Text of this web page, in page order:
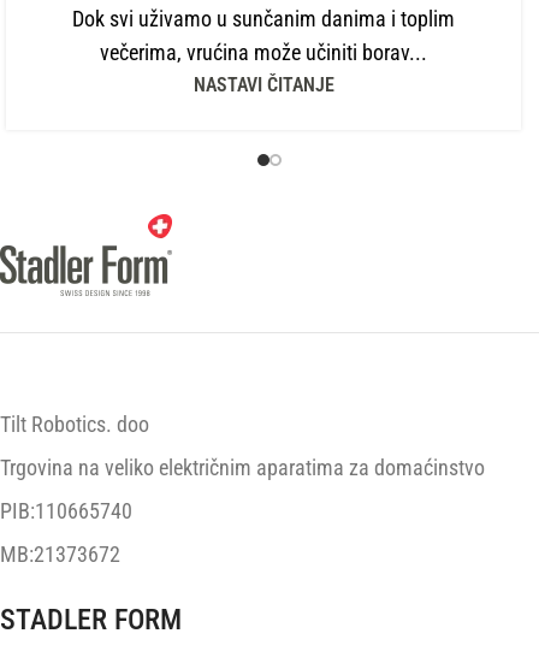
Dok svi uživamo u sunčanim danima i toplim
večerima, vrućina može učiniti borav...
NASTAVI ČITANJE
Tilt Robotics. doo
Trgovina na veliko električnim aparatima za domaćinstvo
PIB:110665740
MB:21373672
STADLER FORM